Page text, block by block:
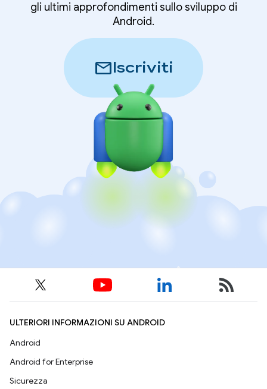
gli ultimi approfondimenti sullo sviluppo di
Android.
mailIscriviti
ULTERIORI INFORMAZIONI SU ANDROID
Android
Android for Enterprise
Sicurezza